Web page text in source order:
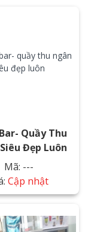
Quầy Thu
Đẹp Luôn
Mã: ---
Cập nhật